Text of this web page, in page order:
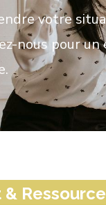
votre
nous pour